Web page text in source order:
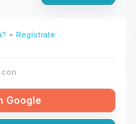
- Regístrate
con
Google